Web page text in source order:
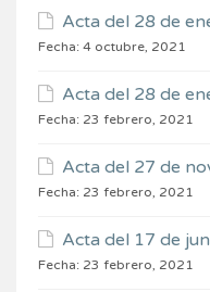
Acta del 28 de
Fecha: 4 octubre, 2021
Acta del 28 de
Fecha: 23 febrero, 2021
Acta del 27 de
Fecha: 23 febrero, 2021
Acta del 17 de
Fecha: 23 febrero, 2021